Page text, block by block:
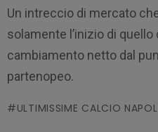
Un intreccio di mercato
solamente l’inizio di
cambiamento netto dal
partenopeo.
ULTIMISSIME CALCIO